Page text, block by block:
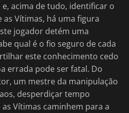
acima de tudo, identificar o
Vítimas, há uma figura
jogador detém uma
qual é o fio seguro de cada
este conhecimento cedo
errada pode ser fatal. Do
um mestre da manipulação
desperdiçar tempo
Vítimas caminhem para a